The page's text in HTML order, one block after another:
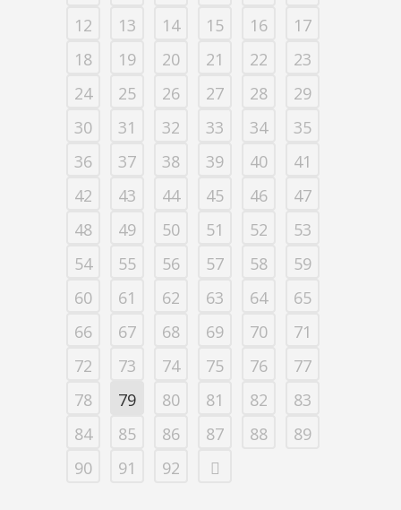
12
13 14 15 16
17
18
19 20 21 22
23
24
25 26 27 28
29
30
31 32 33 34
35
36
37 38 39 40
41
42
43 44 45 46
47
48
49 50 51 52
53
54
55 56 57 58
59
60
61 62 63 64
65
66
67 68 69 70
71
72
73 74 75 76
77
78
79 80 81 82
83
84
85 86 87 88
89
90
91 92